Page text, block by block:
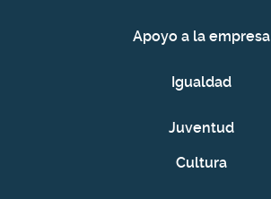
Apoyo a la empresa
Igualdad
Juventud
Cultura